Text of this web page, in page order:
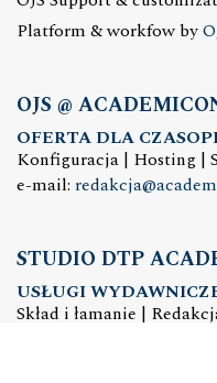
Platform & workfow by
OJS @
OFERTA DLA
Konfiguracja | Hosting |
e-mail:
STUDIO DTP
USŁUGI
Skład i łamanie |